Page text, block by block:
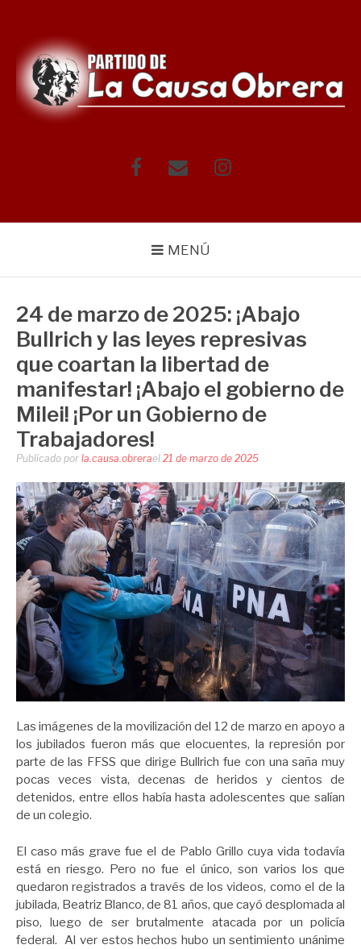
contenido
FacebookCorreo Instagram
MENÚ
24 de marzo de 2025: ¡Abajo
Bullrich y las leyes represivas
que coartan la libertad de
manifestar! ¡Abajo el gobierno de
Milei! ¡Por un Gobierno de
Trabajadores!
Publicado por la.causa.obrerael 21 de marzo de 2025
Las imágenes de la movilización del 12 de marzo en apoyo a
los jubilados fueron más que elocuentes, la represión por
parte de las FFSS que dirige Bullrich fue con una saña muy
pocas veces vista, decenas de heridos y cientos de
detenidos, entre ellos había hasta adolescentes que salían
de un colegio.
El caso más grave fue el de Pablo Grillo cuya vida todavía
está en riesgo. Pero no fue el único, son varios los que
quedaron registrados a través de los videos, como el de la
jubilada, Beatriz Blanco, de 81 años, que cayó desplomada al
piso, luego de ser brutalmente atacada por un policía
federal. Al ver estos hechos hubo un sentimiento unánime